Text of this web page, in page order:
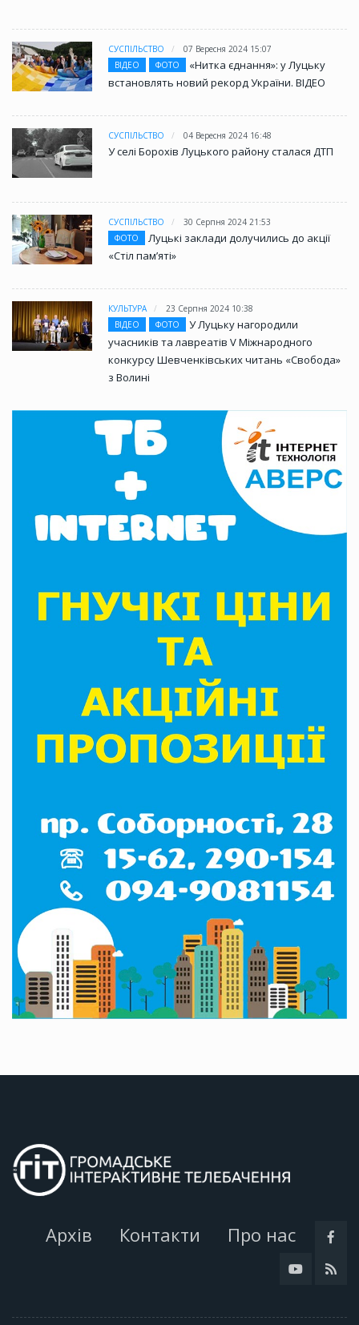
СУСПІЛЬСТВО
07 Вересня 2024 15:07
ВІДЕО
ФОТО
«Нитка єднання»: у Луцьку
встановлять новий рекорд України. ВІДЕО
СУСПІЛЬСТВО 04 Вересня 2024 16:48
У селі Борохів Луцького району сталася ДТП
СУСПІЛЬСТВО
30 Серпня 2024 21:53
ФОТО
Луцькі заклади долучились до акції
«Стіл памʼяті»
КУЛЬТУРА
23 Серпня 2024 10:38
ВІДЕО
ФОТО
У Луцьку нагородили
учасників та лавреатів V Міжнародного
конкурсу Шевченківських читань «Свобода»
з Волині
Архів Контакти Про нас